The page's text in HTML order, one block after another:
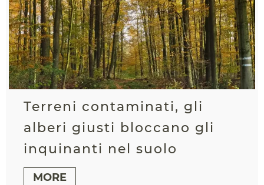
Terreni contaminati, gli
alberi giusti bloccano gli
inquinanti nel suolo
MORE